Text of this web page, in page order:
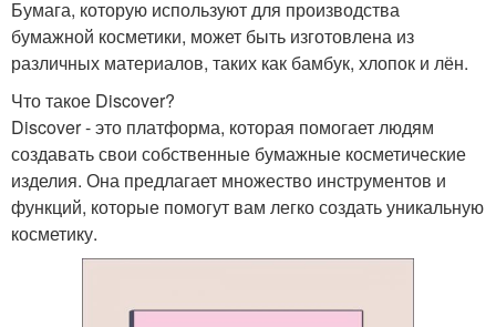
Бумага, которую используют для производства
бумажной косметики, может быть изготовлена из
различных материалов, таких как бамбук, хлопок и лён.
Что такое Discover?
Discover - это платформа, которая помогает людям
создавать свои собственные бумажные косметические
изделия. Она предлагает множество инструментов и
функций, которые помогут вам легко создать уникальную
косметику.